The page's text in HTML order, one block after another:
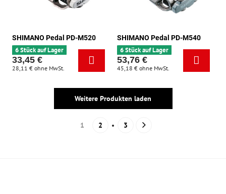
SHIMANO Pedal PD-M520
6 Stück auf Lager
33,45 €
28,11 € ohne MwSt.
SHIMANO Pedal PD-M540
6 Stück auf Lager
53,76 €
45,18 € ohne MwSt.
Weitere Produkten laden
1 2 3